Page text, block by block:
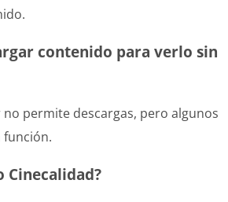
contenido para verlo sin
permite descargas, pero algunos
función.
Cinecalidad?